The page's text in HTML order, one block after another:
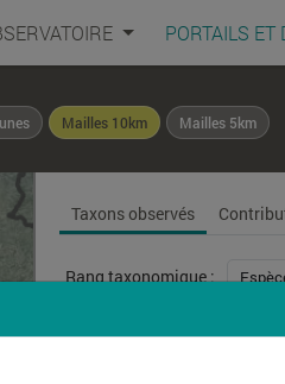
PORTAILS ET
Mailles 10km Mailles 5km
Taxons observés
Rang taxonomique :